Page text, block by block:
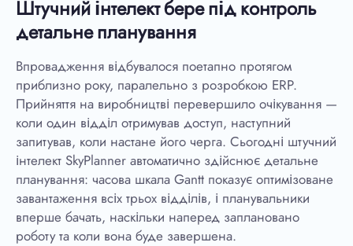
Штучний інтелект бере під контроль
детальне планування
Впровадження відбувалося поетапно протягом
приблизно року, паралельно з розробкою ERP.
Прийняття на виробництві перевершило очікування —
коли один відділ отримував доступ, наступний
запитував, коли настане його черга. Сьогодні штучний
інтелект SkyPlanner автоматично здійснює детальне
планування: часова шкала Gantt показує оптимізоване
завантаження всіх трьох відділів, і планувальники
вперше бачать, наскільки наперед заплановано
роботу та коли вона буде завершена.